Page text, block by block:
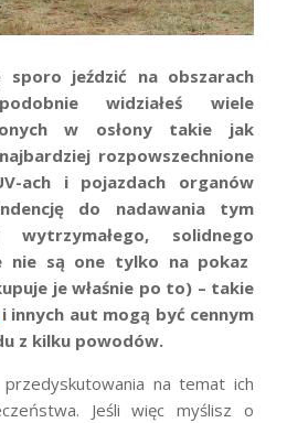
sporo jeździć na obszarach
widziałeś wiele
w osłony takie jak
rozpowszechnione
ach i pojazdach organów
do nadawania tym
wytrzymałego, solidnego
nie są one tylko na pokaz
je właśnie po to) – takie
i innych aut mogą być cennym
z kilku powodów.
na temat ich
Jeśli więc myślisz o